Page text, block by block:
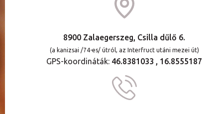
8900 Zalaegerszeg, Csilla dűlő 6.
(a kanizsai /74-es/ útról, az Interfruct utáni mezei út)
GPS-koordináták: 46.8381033 , 16.8555187